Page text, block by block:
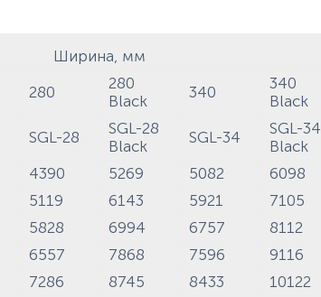
Ширина, мм
280
280
Black
340
340
Black
SGL-28
SGL-28
Black
SGL-34
SGL-34
Black
4390 5269 5082 6098
5119 6143 5921 7105
5828 6994 6757 8112
6557 7868 7596 9116
7286 8745 8433 10122